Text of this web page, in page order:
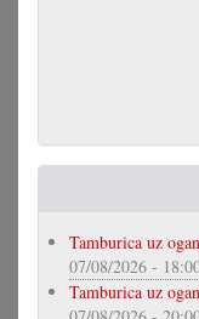
Tamburica uz
07/08/2026 -
Tamburica uz